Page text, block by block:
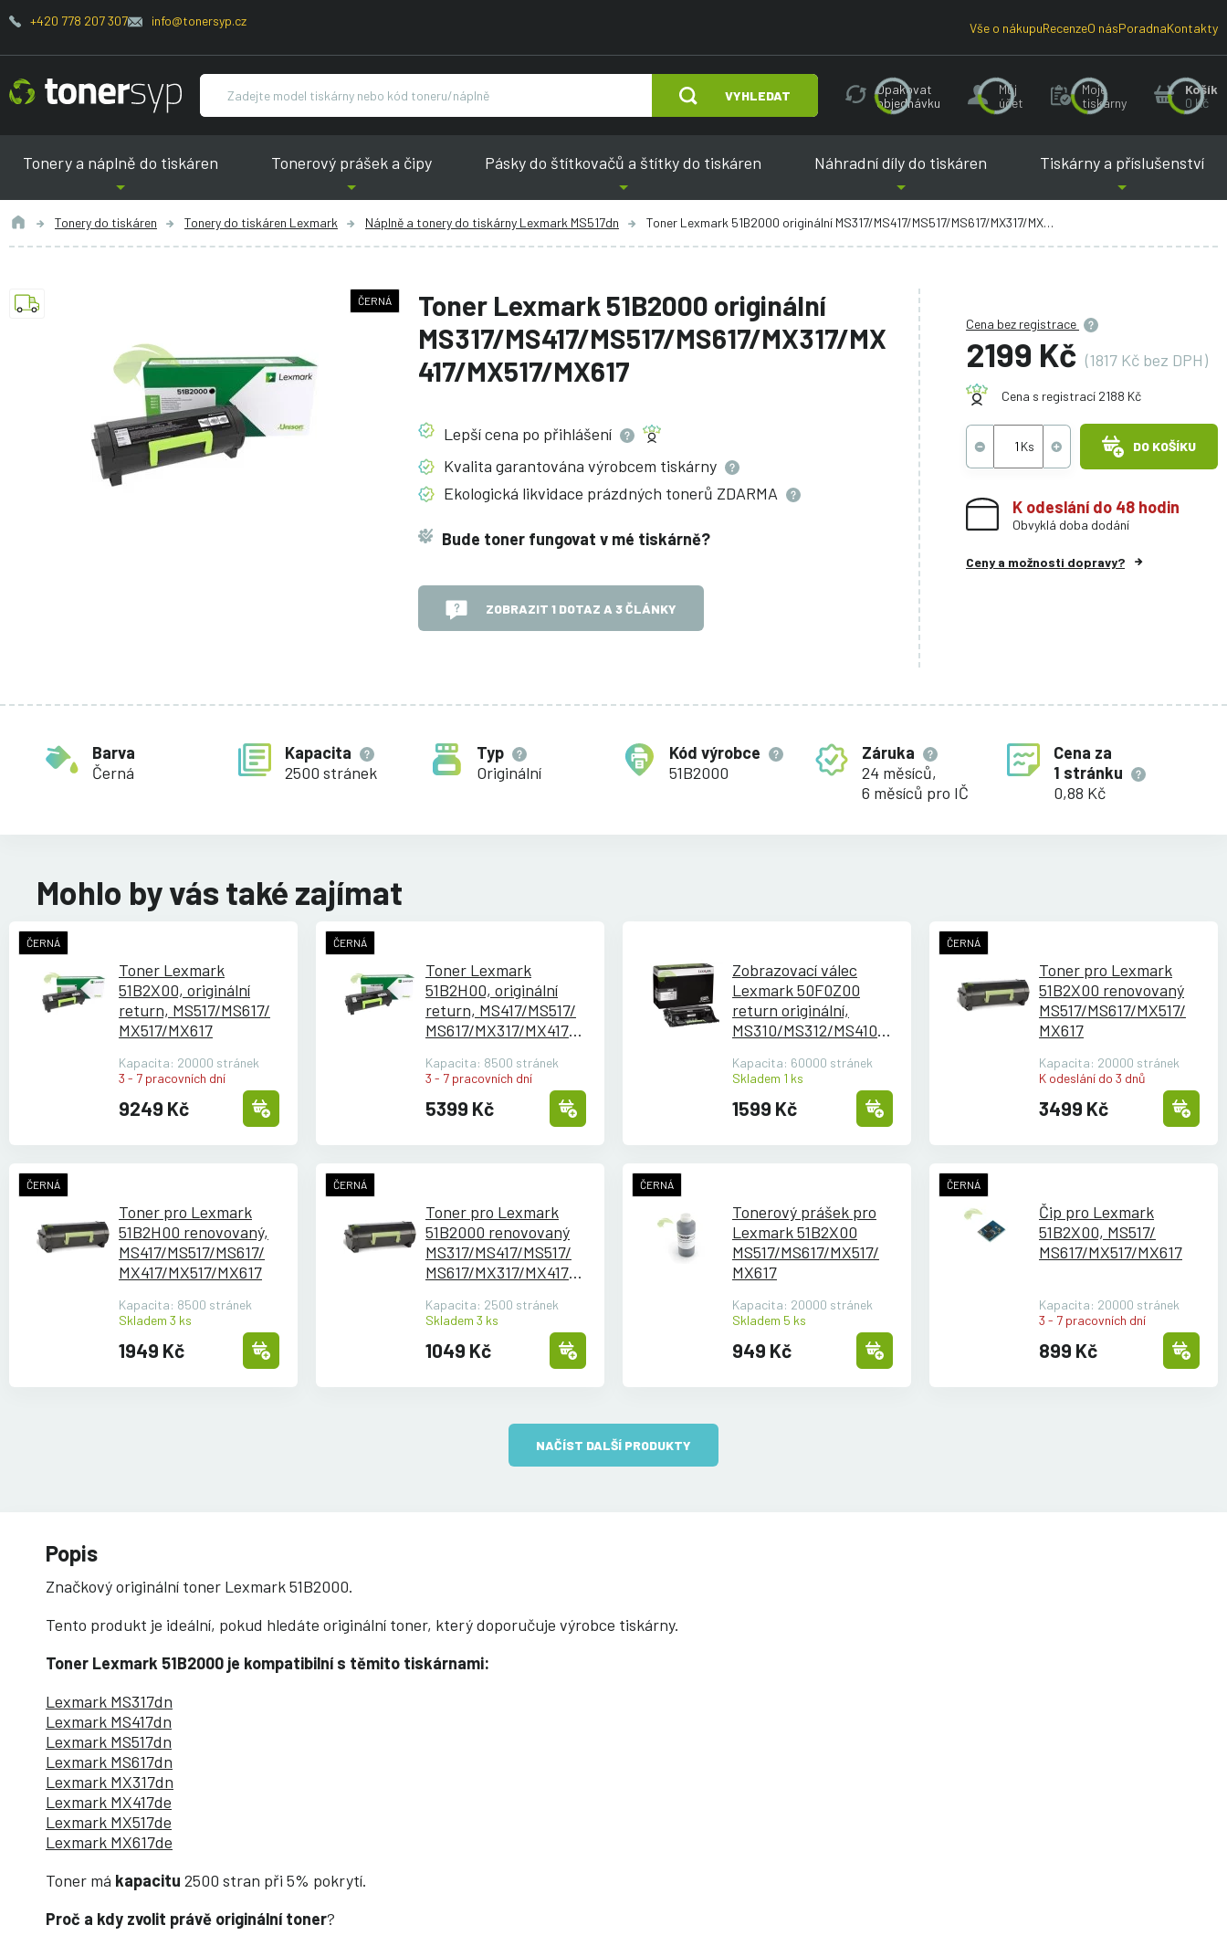
+420 778 207 307 info@tonersyp.cz Vše o nákupuRecenzeO násPoradnaKontakty
VYHLEDAT
Opakovat
objednávku
Můj
účet
Moje
tiskárny
Košík
0 Kč
Tonery a náplně do tiskáren Tonerový prášek a čipy Pásky do štítkovačů a štítky do tiskáren Náhradní díly do tiskáren Tiskárny a příslušenství
Tonery do tiskáren Tonery do tiskáren Lexmark Náplně a tonery do tiskárny Lexmark MS517dn Toner Lexmark 51B2000 originální MS317/MS417/MS517/MS617/MX317/MX417/MX517/MX617
ČERNÁ
Toner Lexmark 51B2000 originální
MS317/MS417/MS517/MS617/MX317/MX
417/MX517/MX617
Lepší cena po přihlášení
Kvalita garantována výrobcem tiskárny
Ekologická likvidace prázdných tonerů ZDARMA
Bude toner fungovat v mé tiskárně?
ZOBRAZIT 1 DOTAZ A 3 ČLÁNKY
Cena bez registrace
2199 Kč (1817 Kč bez DPH)
Cena s registrací 2188 Kč
DO KOŠÍKU
K odeslání do 48 hodin
Obvyklá doba dodání
Ceny a možnosti dopravy?
Barva
Černá
Kapacita
2500 stránek
Typ
Originální
Kód výrobce
51B2000
Záruka
24 měsíců,
6 měsíců pro IČ
Cena za
1 stránku
0,88 Kč
Mohlo by vás také zajímat
ČERNÁ
Toner Lexmark
51B2X00, originální
return, MS517/MS617/
MX517/MX617
Kapacita: 20000 stránek
3 - 7 pracovních dní
9249 Kč
ČERNÁ
Toner Lexmark
51B2H00, originální
return, MS417/MS517/
MS617/MX317/MX417/
Kapacita: 8500 stránek
3 - 7 pracovních dní
5399 Kč
Zobrazovací válec
Lexmark 50F0Z00
return originální,
MS310/MS312/MS410/
Kapacita: 60000 stránek
Skladem 1 ks
1599 Kč
ČERNÁ
Toner pro Lexmark
51B2X00 renovovaný
MS517/MS617/MX517/
MX617
Kapacita: 20000 stránek
K odeslání do 3 dnů
3499 Kč
ČERNÁ
Toner pro Lexmark
51B2H00 renovovaný,
MS417/MS517/MS617/
MX417/MX517/MX617
Kapacita: 8500 stránek
Skladem 3 ks
1949 Kč
ČERNÁ
Toner pro Lexmark
51B2000 renovovaný
MS317/MS417/MS517/
MS617/MX317/MX417/
Kapacita: 2500 stránek
Skladem 3 ks
1049 Kč
ČERNÁ
Tonerový prášek pro
Lexmark 51B2X00
MS517/MS617/MX517/
MX617
Kapacita: 20000 stránek
Skladem 5 ks
949 Kč
ČERNÁ
Čip pro Lexmark
51B2X00, MS517/
MS617/MX517/MX617
Kapacita: 20000 stránek
3 - 7 pracovních dní
899 Kč
NAČÍST DALŠÍ PRODUKTY
Popis
Značkový originální toner Lexmark 51B2000.
Tento produkt je ideální, pokud hledáte originální toner, který doporučuje výrobce tiskárny.
Toner Lexmark 51B2000 je kompatibilní s těmito tiskárnami:
Lexmark MS317dn
Lexmark MS417dn
Lexmark MS517dn
Lexmark MS617dn
Lexmark MX317dn
Lexmark MX417de
Lexmark MX517de
Lexmark MX617de
Toner má kapacitu 2500 stran při 5% pokrytí.
Proč a kdy zvolit právě originální toner?